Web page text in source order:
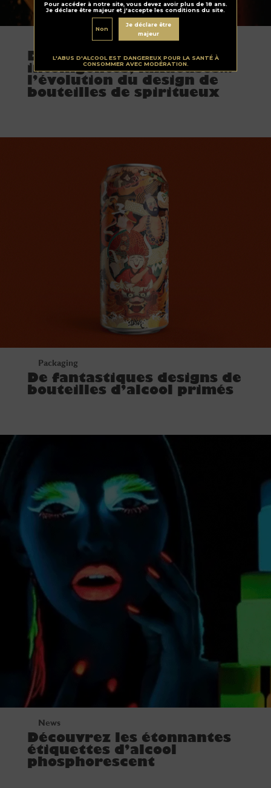
Pour accéder à notre site, vous devez avoir plus de 18 ans.
Je déclare être majeur et j'accepte les conditions du site.
Non
Je déclare être
majeur
L'ABUS D'ALCOOL EST DANGEREUX POUR LA SANTÉ À
CONSOMMER AVEC MODÉRATION.
Durables, belles,
intelligentes, luxueuses…
l’évolution du design de
bouteilles de spiritueux
Packaging
De fantastiques designs de
bouteilles d’alcool primés
News
Découvrez les étonnantes
étiquettes d’alcool
phosphorescent